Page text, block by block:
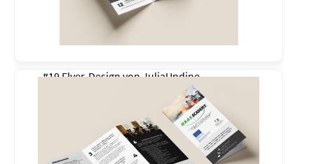
#19 Flyer-Design vonJuliaUndine